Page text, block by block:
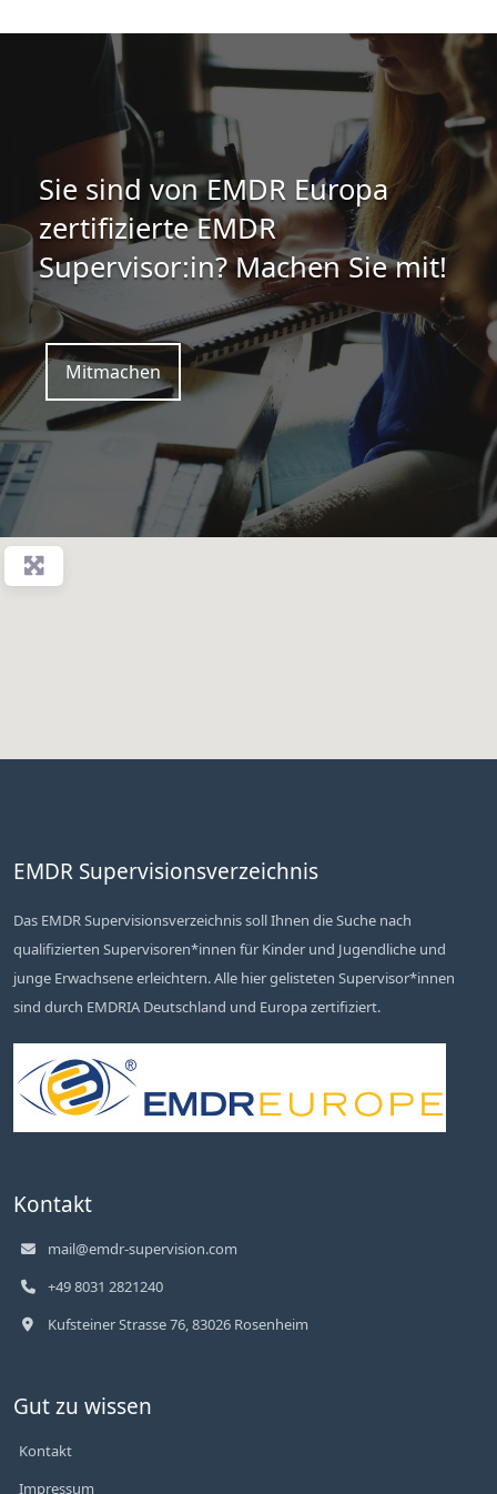
Sie sind von EMDR Europa
zertifizierte EMDR
Supervisor:in? Machen Sie mit!
Mitmachen
EMDR Supervisionsverzeichnis
Das EMDR Supervisionsverzeichnis soll Ihnen die Suche nach
qualifizierten Supervisoren*innen für Kinder und Jugendliche und
junge Erwachsene erleichtern. Alle hier gelisteten Supervisor*innen
sind durch EMDRIA Deutschland und Europa zertifiziert.
Kontakt
mail@emdr-supervision.com
+49 8031 2821240
Kufsteiner Strasse 76, 83026 Rosenheim
Gut zu wissen
Kontakt
Impressum